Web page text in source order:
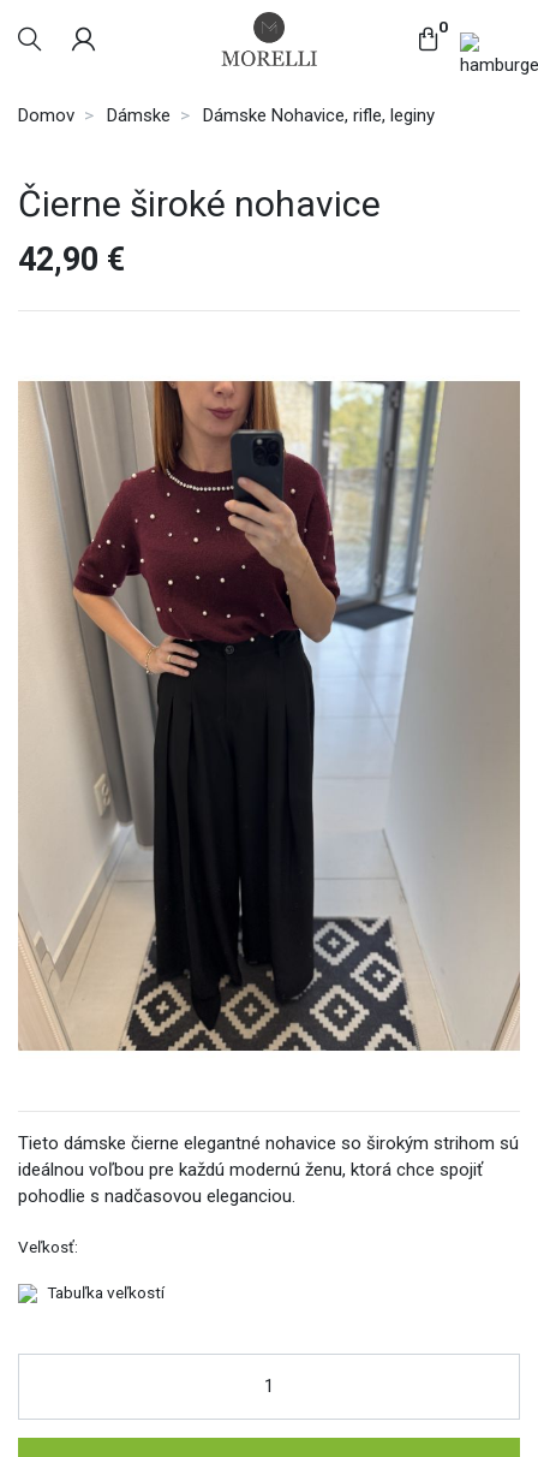
Domov Dámske Dámske Nohavice, rifle, leginy
Čierne široké nohavice
42,90 €
Tieto dámske čierne elegantné nohavice so širokým strihom sú
ideálnou voľbou pre každú modernú ženu, ktorá chce spojiť
pohodlie s nadčasovou eleganciou.
Veľkosť:
Tabuľka veľkostí
0